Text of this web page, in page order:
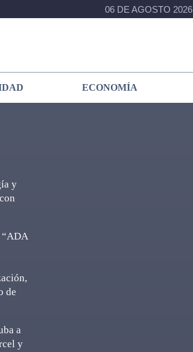
06 DE AGOSTO 2026
ECONOMÍA
y
“ADA
de
a
y